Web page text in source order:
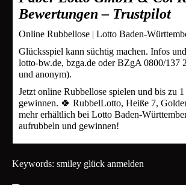
Bewertungen – Trustpilot
Online Rubbellose | Lotto Baden-
Glücksspiel kann süchtig machen. Infos
lotto-bw.de, bzga.de oder BZgA 0800/137
und anonym).
Jetzt online Rubbellose spielen und bis zu
gewinnen. 🍀 RubbelLotto, Heiße 7,
mehr erhältlich bei Lotto Baden-
aufrubbeln und gewinnen!
Keywords: smiley glück anmelden